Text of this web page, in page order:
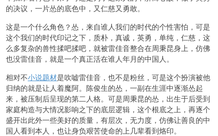
的决议，一片怂的底色中，又仁慈又勇敢。
这是一个什么角色？怂，来自谁人我们的时代的个性害怕，可是
这个我们的时代印记之下，质朴，真诚，英勇，单纯，仁慈，这
么多复杂的兽性揉吧揉吧，就被雷佳音整合在周秉昆身上，仿佛
也没雷佳音，就是一个真正活在谁人年月的中国人。
相对不小说题材是吹嘘雷佳音，也不是粉丝，可是这个扮演被他
归纳的就是让人着魔阿。陈俊生的怂，一副在生涯中逐渐怂起
来，被压制后呈现的第二人格。可是周秉昆的怂，出生于后受到
家庭构造与大情况影响之下的底层逻辑，这个根底之上，再逐个
盛开出此外一些美好的质量，有层次，无力度，仿佛让善良的中
国人看到本人，也让身负艰苦使命的上几辈看到烙印。